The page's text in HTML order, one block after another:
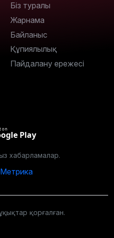
Біз туралы
Жарнама
Байланыс
Құпиялылық
Пайдалану ережесі
on
Play
хабарламалар.
қорғалған.